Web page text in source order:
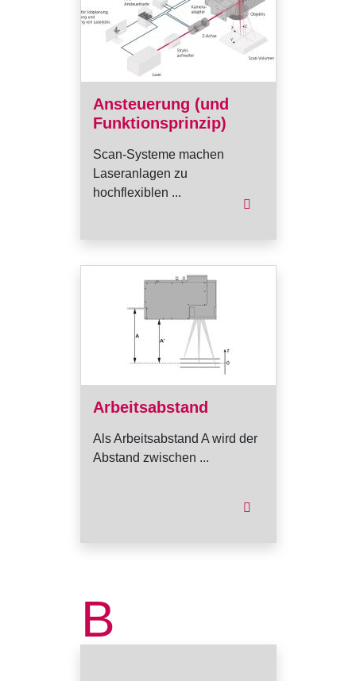
Ansteuerung (und
Funktionsprinzip)
Scan-Systeme machen
Laseranlagen zu
hochflexiblen ...
Arbeitsabstand
Als Arbeitsabstand A wird der
Abstand zwischen ...
B